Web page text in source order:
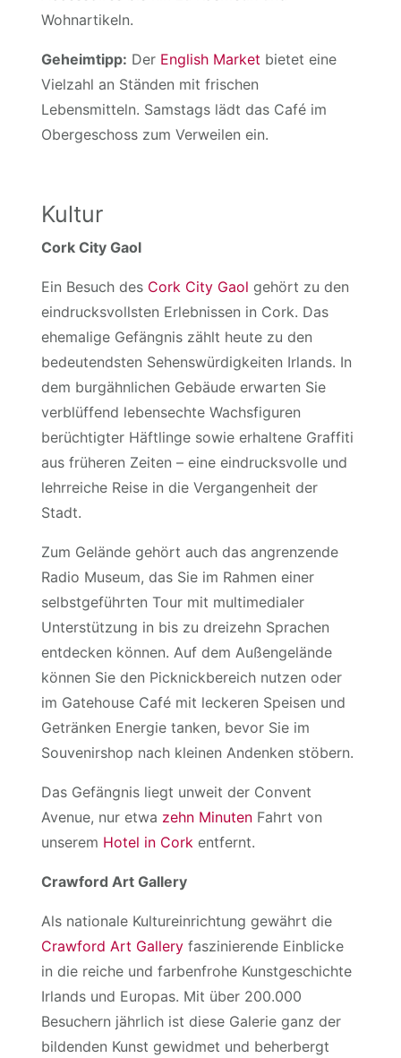
Wohnartikeln.
Geheimtipp: Der English Market bietet eine
Vielzahl an Ständen mit frischen
Lebensmitteln. Samstags lädt das Café im
Obergeschoss zum Verweilen ein.
Kultur
Cork City Gaol
Ein Besuch des Cork City Gaolgehört zu den
eindrucksvollsten Erlebnissen in Cork. Das
ehemalige Gefängnis zählt heute zu den
bedeutendsten Sehenswürdigkeiten Irlands. In
dem burgähnlichen Gebäude erwarten Sie
verblüffend lebensechte Wachsfiguren
berüchtigter Häftlinge sowie erhaltene Graffiti
aus früheren Zeiten – eine eindrucksvolle und
lehrreiche Reise in die Vergangenheit der
Stadt.
Zum Gelände gehört auch das angrenzende
Radio Museum, das Sie im Rahmen einer
selbstgeführten Tour mit multimedialer
Unterstützung in bis zu dreizehn Sprachen
entdecken können. Auf dem Außengelände
können Sie den Picknickbereich nutzen oder
im Gatehouse Café mit leckeren Speisen und
Getränken Energie tanken, bevor Sie im
Souvenirshop nach kleinen Andenken stöbern.
Das Gefängnis liegt unweit der Convent
Avenue, nur etwa zehn Minuten Fahrt von
unserem Hotel in Cork entfernt.
Crawford Art Gallery
Als nationale Kultureinrichtung gewährt die
Crawford Art Galleryfaszinierende Einblicke
in die reiche und farbenfrohe Kunstgeschichte
Irlands und Europas. Mit über 200.000
Besuchern jährlich ist diese Galerie ganz der
bildenden Kunst gewidmet und beherbergt